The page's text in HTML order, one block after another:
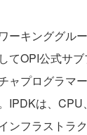
ーキンググル
てOPI公式サ
ャプログラマ
IPDKは、
ンフラストラ